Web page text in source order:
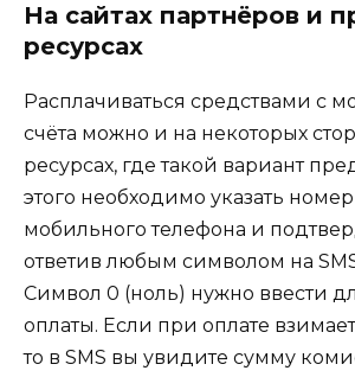
На сайтах партнёров и
ресурсах
Расплачиваться средствами с
счёта можно и на некоторых
ресурсах, где такой вариант
этого необходимо указать
мобильного телефона и
ответив любым символом на
Символ 0 (ноль) нужно ввести
оплаты. Если при оплате
то в SMS вы увидите сумму